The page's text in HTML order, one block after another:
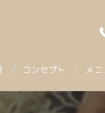
コンセプト メニ